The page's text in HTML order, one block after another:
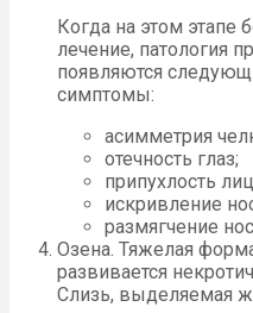
Когда на этом этапе
лечение, патология
появляются
симптомы:
асимметрия
отечность глаз;
припухлость
искривление
размягчение
Озена. Тяжелая
развивается
Слизь, выделяемая